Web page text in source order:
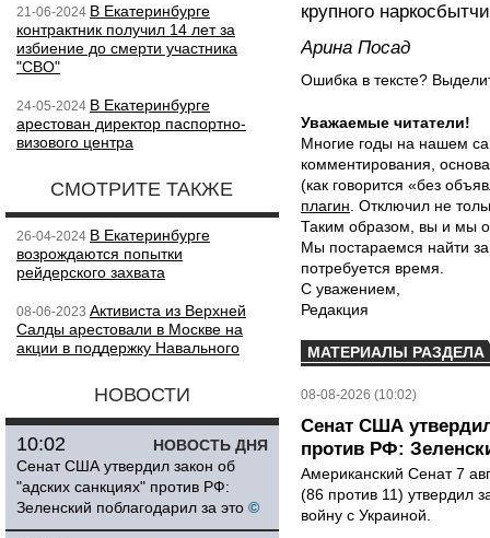
21-06-2024 В Екатеринбурге
контрактник получил 14 лет за
избиение до смерти участника
"СВО"
24-05-2024 В Екатеринбурге
арестован директор паспортно-
визового центра
СМОТРИТЕ ТАКЖЕ
26-04-2024 В Екатеринбурге
возрождаются попытки
рейдерского захвата
08-06-2023 Активиста из Верхней
Салды арестовали в Москве на
акции в поддержку Навального
НОВОСТИ
НОВОСТЬ ДНЯ
10:02
Сенат США утвердил закон об
"адских санкциях" против РФ:
Зеленский поблагодарил за это ©
крупного
Арина Посад
Ошибка в тексте?
Уважаемые читатели!
Многие годы на нашем
комментирования,
(как говорится «без
плагин . Отключил не
Таким образом, вы и мы
Мы постараемся найти
потребуется время.
С уважением,
Редакция
МАТЕРИАЛЫ РАЗДЕЛА
08-08-2026 (10:02)
Сенат США
против РФ:
Американский Сенат 7
(86 против 11) утвердил
войну с Украиной.